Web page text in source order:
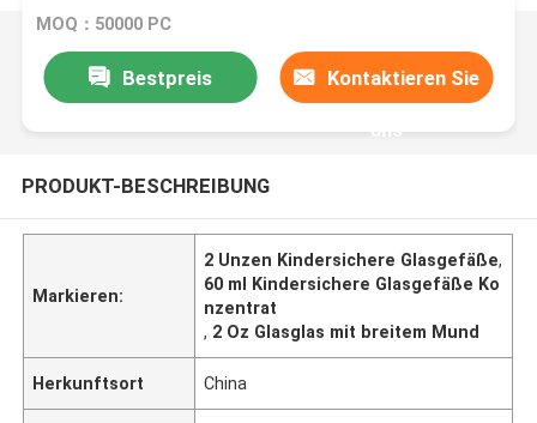
Öffnung, Blumenverpackung
MOQ：50000 PC
Bestpreis Kontaktieren Sie
uns
PRODUKT-BESCHREIBUNG
Markieren:
2 Unzen Kindersichere Glasgefäße,
60 ml Kindersichere Glasgefäße Ko
nzentrat
, 2 Oz Glasglas mit breitem Mund
Herkunftsort China